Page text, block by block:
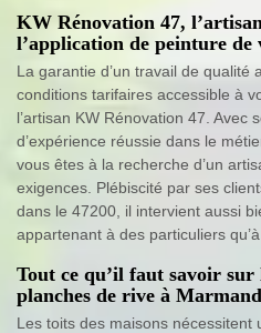
KW Rénovation 47,
l’application de peinture de
La garantie d’un travail de qualité
conditions tarifaires accessible à
l’artisan KW Rénovation 47. Avec
d’expérience réussie dans le
vous êtes à la recherche d’un
exigences. Plébiscité par ses
dans le 47200, il intervient aussi
appartenant à des particuliers
Tout ce qu’il faut savoir
planches de rive à
Les toits des maisons nécessitent